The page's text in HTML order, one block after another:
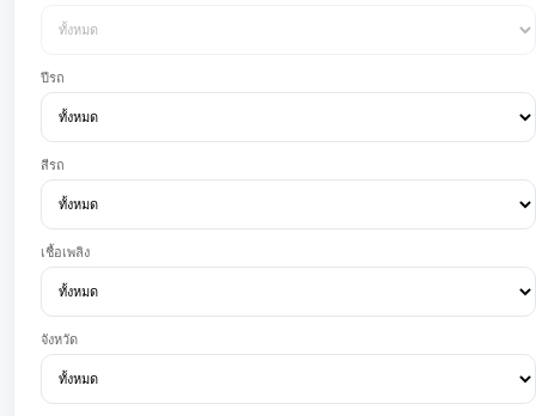
ปีรถ
สีรถ
เชื้อเพลิง
จังหวัด